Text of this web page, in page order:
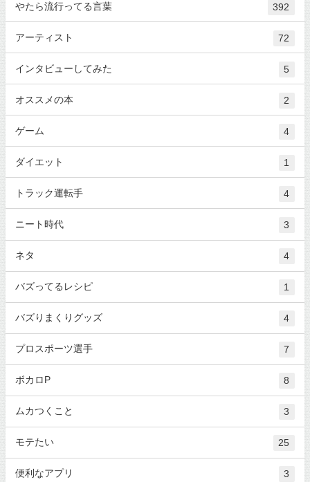
やたら流行ってる言葉 392
アーティスト 72
インタビューしてみた 5
オススメの本 2
ゲーム 4
ダイエット 1
トラック運転手 4
ニート時代 3
ネタ 4
バズってるレシピ 1
バズりまくりグッズ 4
プロスポーツ選手 7
ボカロP 8
ムカつくこと 3
モテたい 25
便利なアプリ 3